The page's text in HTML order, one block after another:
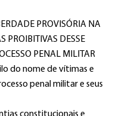
PROVISÓRIA NA
PROIBITIVAS DESSE
PENAL MILITAR
do nome de vítimas e
penal militar e seus
constitucionais e